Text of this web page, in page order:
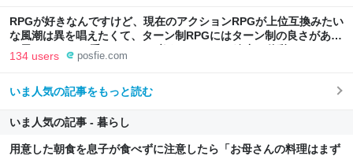
RPGが好きなんですけど、現在のアクションRPGが上位互換みたい
な風潮は異を唱えたくて、ターン制RPGにはターン制の良さがある
と思ってます 一手をじっくり考えられたり、途中で休憩したりでき
るのがターン制の良さじゃないですか もっとターン制を煮詰めて欲
(´・ω・｀)」
134 users posfie.com
いま人気の記事をもっと読む
いま人気の記事 - 暮らし
用意した朝食を息子が食べずに注意したら「お母さんの料理はまず